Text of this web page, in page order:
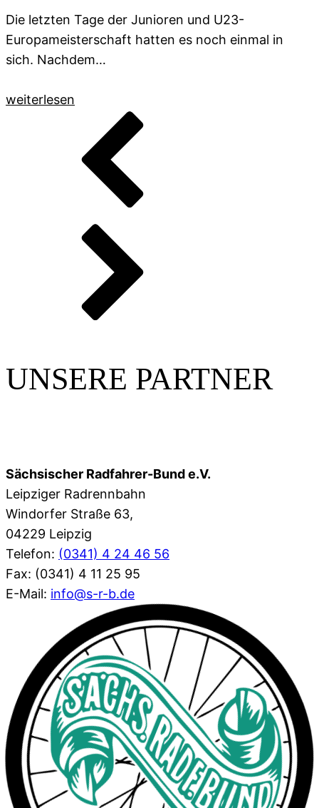
Die letzten Tage der Junioren und U23-
Europameisterschaft hatten es noch einmal in
sich. Nachdem…
weiterlesen
UNSERE PARTNER
Sächsischer Radfahrer-Bund e.V.
Leipziger Radrennbahn
Windorfer Straße 63,
04229 Leipzig
Telefon: (0341) 4 24 46 56
Fax: (0341) 4 11 25 95
E-Mail: info@s-r-b.de